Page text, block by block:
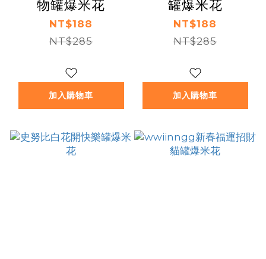
物罐爆米花
NT$188
NT$285
加入購物車
罐爆米花
NT$188
NT$285
加入購物車